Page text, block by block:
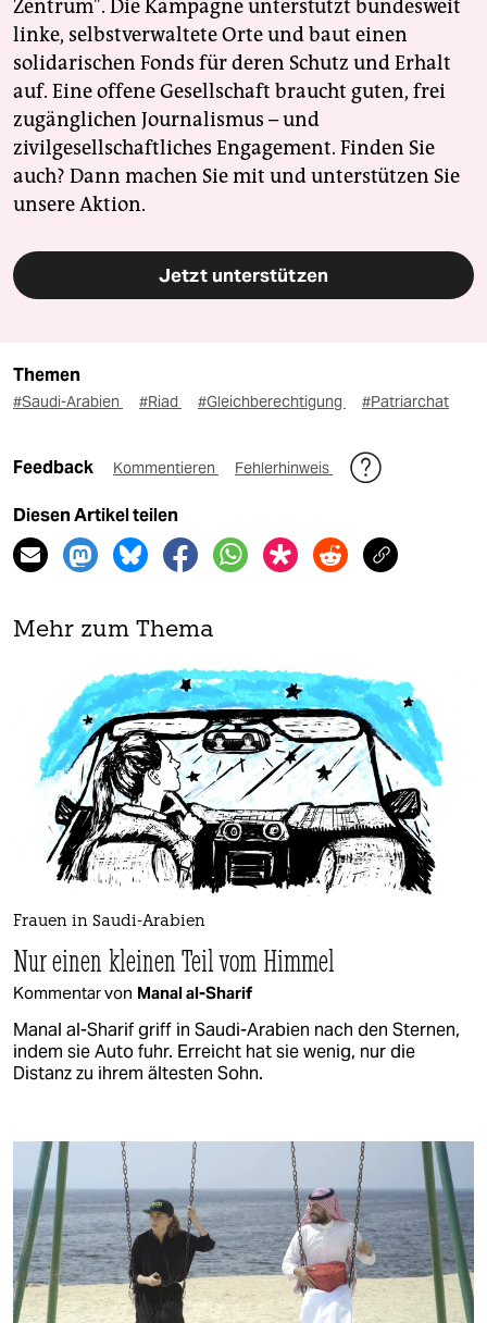
Zentrum". Die Kampagne unterstützt bundesweit
linke, selbstverwaltete Orte und baut einen
solidarischen Fonds für deren Schutz und Erhalt
auf. Eine offene Gesellschaft braucht guten, frei
zugänglichen Journalismus – und
zivilgesellschaftliches Engagement. Finden Sie
auch? Dann machen Sie mit und unterstützen Sie
unsere Aktion.
Jetzt unterstützen
Themen
#Saudi-Arabien #Riad #Gleichberechtigung #Patriarchat
Feedback Kommentieren Fehlerhinweis
Diesen Artikel teilen
Mehr zum Thema
Frauen in Saudi-Arabien
Nur einen kleinen Teil vom Himmel
Kommentar von Manal al-Sharif
Manal al-Sharif griff in Saudi-Arabien nach den Sternen,
indem sie Auto fuhr. Erreicht hat sie wenig, nur die
Distanz zu ihrem ältesten Sohn.